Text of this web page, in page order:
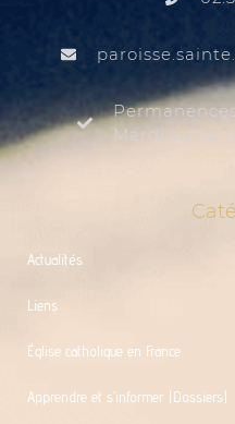
Mardi au
Actualités
Liens
Église catholique en France
Apprendre et s’informer (Dossiers)